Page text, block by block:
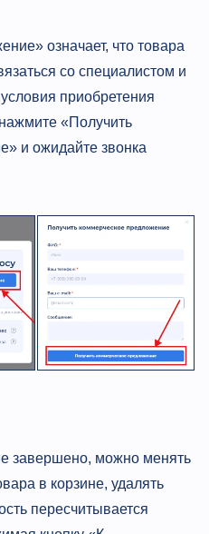
означает, что товара
со специалистом и
приобретения
«Получить
и ожидайте звонка
завершено, можно менять
в корзине, удалять
пересчитывается